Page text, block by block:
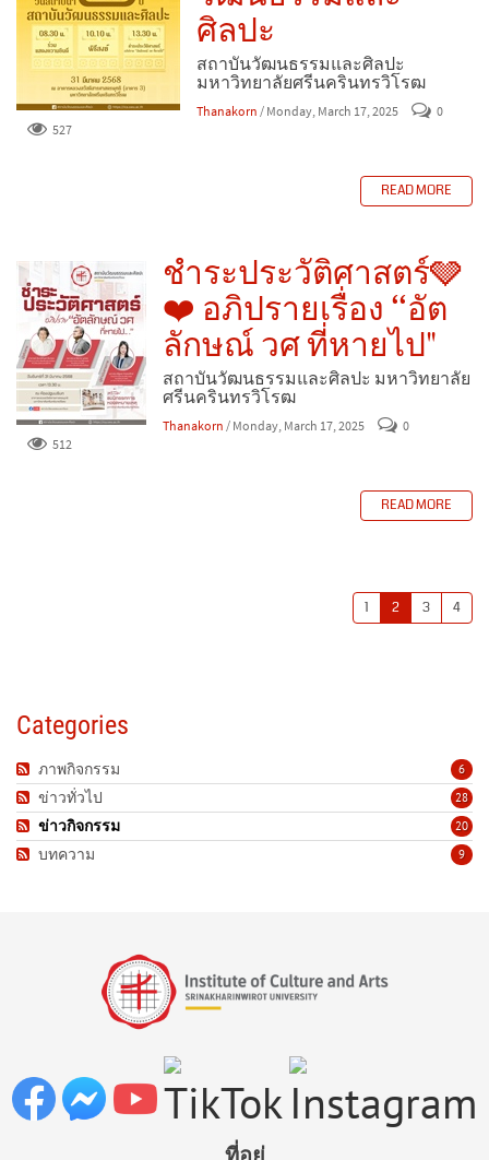
ศิลปะ
สถาบันวัฒนธรรมและศิลปะ
มหาวิทยาลัยศรีนครินทรวิโรฒ
Thanakorn / Monday, March 17, 2025
0
527
READ MORE
ชำระประวัติศาสตร์🩶
❤️ อภิปรายเรื่อง “อัต
ลักษณ์ วศ ที่หายไป"
สถาบันวัฒนธรรมและศิลปะ มหาวิทยาลัย
ศรีนครินทรวิโรฒ
Thanakorn / Monday, March 17, 2025
0
512
READ MORE
1 2 3 4
Categories
6
ภาพกิจกรรม
28
ข่าวทั่วไป
20
ข่าวกิจกรรม
9
บทความ